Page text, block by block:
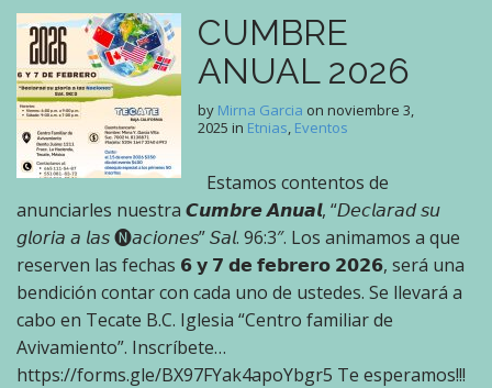
CUMBRE
ANUAL 2026
by Mirna Garcia on noviembre 3,
2025 in Etnias, Eventos
Estamos contentos de
anunciarles nuestra 𝘾𝙪𝙢𝙗𝙧𝙚 𝘼𝙣𝙪𝙖𝙡, “𝘋𝘦𝘤𝘭𝘢𝘳𝘢𝘥 𝘴𝘶
𝘨𝘭𝘰𝘳𝘪𝘢 𝘢 𝘭𝘢𝘴 🅝𝘢𝘤𝘪𝘰𝘯𝘦𝘴” 𝘚𝘢𝘭. 96:3″. Los animamos a que
reserven las fechas 𝟲 𝘆 𝟳 𝗱𝗲 𝗳𝗲𝗯𝗿𝗲𝗿𝗼 𝟮𝟬𝟮𝟲, será una
bendición contar con cada uno de ustedes. Se llevará a
cabo en Tecate B.C. Iglesia “Centro familiar de
Avivamiento”. Inscríbete…
https://forms.gle/BX97FYak4apoYbgr5 Te esperamos!!!